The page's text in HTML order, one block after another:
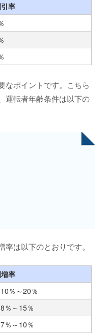
率
なポイントです。こちら
運転者年齢条件は以下の
は以下のとおりです。
率
％～20％
％～15％
％～10％